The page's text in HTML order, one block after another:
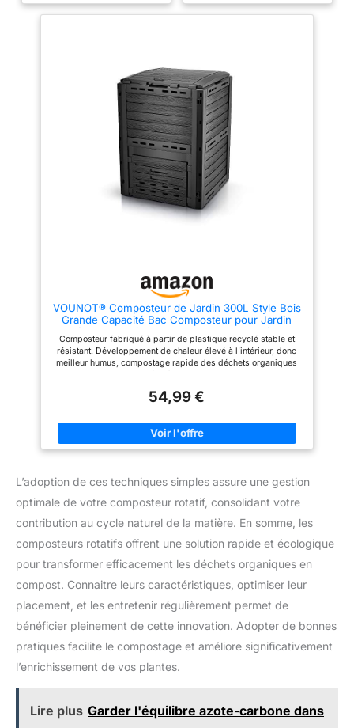
VOUNOT® Composteur de Jardin 300L Style Bois
Grande Capacité Bac Composteur pour Jardin
Déchets Bac à Composte en Polypropylène
Résistant aux Chocs et aux UV avec Système de
Blocage Noir
Composteur fabriqué à partir de plastique recyclé stable et
résistant. Développement de chaleur élevé à l'intérieur, donc
meilleur humus, compostage rapide des déchets organiques
plaque de base n'est pas comprise dans la livraison Grâce au
en quelques étapes simples sans outils. Capacité : 300 litres,
dimensions : 58 x 58 x 80 cm
54,99 €
L’adoption de ces techniques simples assure une gestion
optimale de votre composteur rotatif, consolidant votre
contribution au cycle naturel de la matière. En somme, les
composteurs rotatifs offrent une solution rapide et écologique
pour transformer efficacement les déchets organiques en
compost. Connaitre leurs caractéristiques, optimiser leur
placement, et les entretenir régulièrement permet de
bénéficier pleinement de cette innovation. Adopter de bonnes
pratiques facilite le compostage et améliore significativement
l’enrichissement de vos plantes.
Lire plus Garder l'équilibre azote-carbone dans